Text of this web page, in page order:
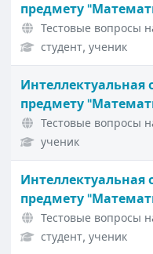
предмету
Тестовые вопросы
студент, ученик
предмету
Тестовые вопросы
ученик
предмету
Тестовые вопросы
студент, ученик